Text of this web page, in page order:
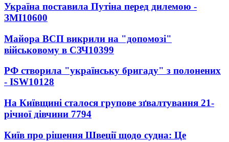
Україна поставила Путіна перед дилемою -
ЗМІ10600
Майора ВСП викрили на "допомозі"
військовому в СЗЧ10399
РФ створила "українську бригаду" з полонених
- ISW10128
На Київщині сталося групове зґвалтування 21-
річної дівчини 7794
Київ про рішення Швеції щодо судна: Це